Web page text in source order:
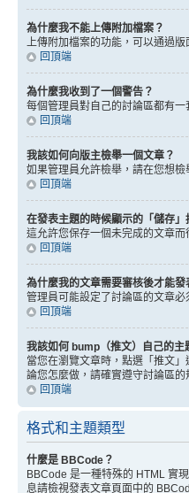
為什麼我不能上傳附加檔案？
上傳附加檔案的功能，可以通過
回頂端
為什麼我收到了一個警告？
每個管理員對自己的討論區都有
回頂端
我該如何向版主檢舉一個文章？
如果管理員允許檢舉，請在您想
回頂端
在發表主題的時候顯示的「儲存」
這允許您保存一個未完成的文章
回頂端
為什麼我的文章需要審核後才能發
管理員可能設定了討論區的文章
回頂端
我該如何 bump（推文）自己的主
當您在瀏覽文章時，點選「推文
論您怎麼做，請確實遵守討論區的
回頂端
格式和主題類型
什麼是 BBCode？
BBCode 是一種特殊的 HTML 實
息請檢視發表文章頁面中的